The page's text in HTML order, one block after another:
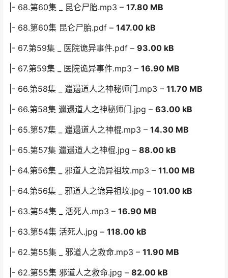
|- 68.第60集 _ 昆仑尸胎.mp3 – 17.80 MB
|- 68.第60集 昆仑尸胎.pdf – 147.00 kB
|- 67.第59集 _ 医院诡异事件.pdf – 93.00 kB
|- 67.第59集 _ 医院诡异事件.mp3 – 16.90 MB
|- 66.第58集 _ 邋遢道人之神秘师门.mp3 – 11.70 MB
|- 66.第58集 邋遢道人之神秘师门.jpg – 63.00 kB
|- 65.第57集 _ 邋遢道人之神棍.mp3 – 14.30 MB
|- 65.第57集 邋遢道人之神棍.jpg – 88.00 kB
|- 64.第56集 _ 邪道人之诡异祖坟.mp3 – 11.00 MB
|- 64.第56集 _ 邪道人之诡异祖坟.jpg – 101.00 kB
|- 63.第54集 _ 活死人.mp3 – 16.90 MB
|- 63.第54集 活死人.jpg – 118.00 kB
|- 62.第55集 _ 邪道人之救命.mp3 – 11.90 MB
|- 62.第55集 邪道人之救命.jpg – 82.00 kB